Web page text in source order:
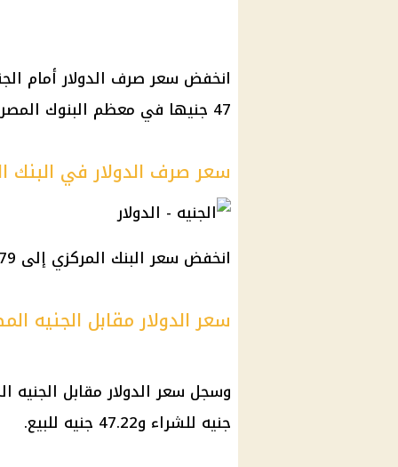
انخفض سعر صرف الدولار أمام
47 جنيها في معظم البنوك المصرية والبنك المركزي لأول مرة منذ 6 أسابيع.
سعر صرف الدولار في البنك
انخفض سعر البنك المركزي إلى 46.79 جنيه للشراء و46.92 جنيه للبيع.
سعر الدولار مقابل
جنيه للشراء و47.22 جنيه للبيع.